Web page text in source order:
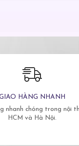
HÀNG NHANH
nhanh chóng trong nội
HCM và Hà Nội.